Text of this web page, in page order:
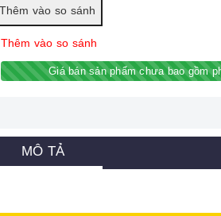
Thêm vào so sánh
Giá bán sản phẩm chưa bao gồm
MÔ TẢ